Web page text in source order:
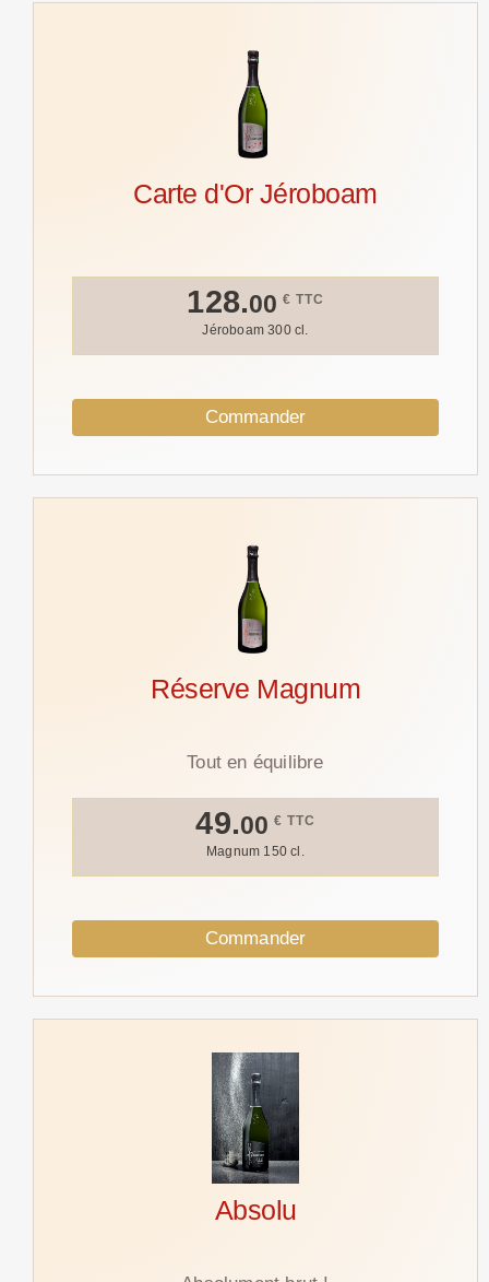
Carte d'Or Jéroboam
128.00 € TTC
Jéroboam 300 cl.
Commander
Réserve Magnum
Tout en équilibre
49.00 € TTC
Magnum 150 cl.
Commander
Absolu